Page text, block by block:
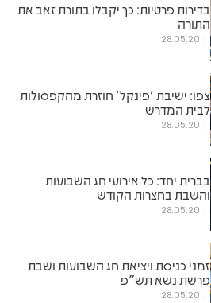
בדירות פרטיות: כך יקבלו בתורת זאב את
התורה
28.05.20
צפו: ישיבת 'פינקל' חוזרת מהקפסולות
לבית המדרש
28.05.20
בברית יחד: כל אירועי חג השבועות
והשבת בחצרות הקודש
28.05.20
זמני כניסת ויציאת חג השבועות ושבת
פרשת נשא תש"פ
28.05.20